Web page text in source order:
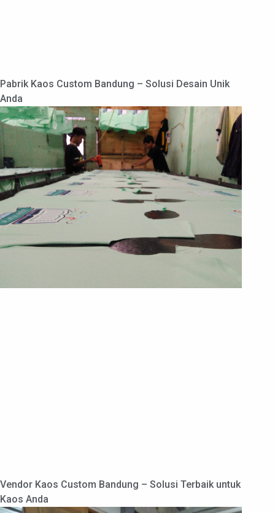
Pabrik Kaos Custom Bandung – Solusi Desain Unik
Anda
Vendor Kaos Custom Bandung – Solusi Terbaik untuk
Kaos Anda